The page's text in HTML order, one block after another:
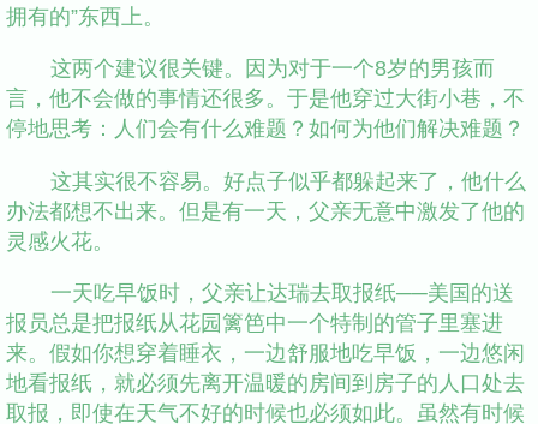
拥有的”东西上。
这两个建议很关键。因为对于一个8岁的男孩而
言，他不会做的事情还很多。于是他穿过大街小巷，不
停地思考：人们会有什么难题？如何为他们解决难题？
这其实很不容易。好点子似乎都躲起来了，他什么
办法都想不出来。但是有一天，父亲无意中激发了他的
灵感火花。
一天吃早饭时，父亲让达瑞去取报纸──美国的送
报员总是把报纸从花园篱笆中一个特制的管子里塞进
来。假如你想穿着睡衣，一边舒服地吃早饭，一边悠闲
地看报纸，就必须先离开温暖的房间到房子的人口处去
取报，即使在天气不好的时候也必须如此。虽然有时候